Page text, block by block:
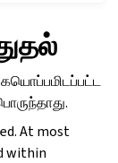
At most
within